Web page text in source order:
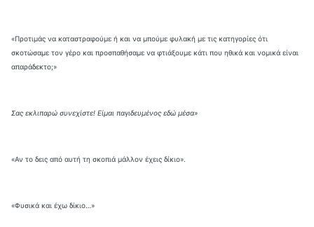
«Προτιμάς να καταστραφούμε ή και να μπούμε φυλακή με τις κατηγορίες ότι
σκοτώσαμε τον γέρο και προσπαθήσαμε να φτιάξουμε κάτι που ηθικά και νομικά είναι
απαράδεκτο;»
Σας εκλιπαρώ συνεχίστε! Είμαι παγιδευμένος εδώ μέσα»
«Αν το δεις από αυτή τη σκοπιά μάλλον έχεις δίκιο».
«Φυσικά και έχω δίκιο…»